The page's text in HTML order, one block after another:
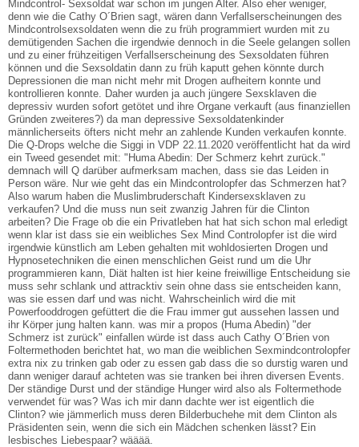
Mindcontrol- Sexsoldat war schon im jungen Alter. Also eher weniger,
denn wie die Cathy O´Brien sagt, wären dann Verfallserscheinungen des
Mindcontrolsexsoldaten wenn die zu früh programmiert wurden mit zu
demütigenden Sachen die irgendwie dennoch in die Seele gelangen sollen
und zu einer frühzeitigen Verfallserscheinung des Sexsoldaten führen
können und die Sexsoldatin dann zu früh kaputt gehen könnte durch
Depressionen die man nicht mehr mit Drogen aufheitern konnte und
kontrollieren konnte. Daher wurden ja auch jüngere Sexsklaven die
depressiv wurden sofort getötet und ihre Organe verkauft (aus finanziellen
Gründen zweiteres?) da man depressive Sexsoldatenkinder
männlicherseits öfters nicht mehr an zahlende Kunden verkaufen konnte.
Die Q-Drops welche die Siggi in VDP 22.11.2020 veröffentlicht hat da wird
ein Tweed gesendet mit: "Huma Abedin: Der Schmerz kehrt zurück."
demnach will Q darüber aufmerksam machen, dass sie das Leiden in
Person wäre. Nur wie geht das ein Mindcontrolopfer das Schmerzen hat?
Also warum haben die Muslimbruderschaft Kindersexsklaven zu
verkaufen? Und die muss nun seit zwanzig Jahren für die Clinton
arbeiten? Die Frage ob die ein Privatleben hat hat sich schon mal erledigt
wenn klar ist dass sie ein weibliches Sex Mind Controlopfer ist die wird
irgendwie künstlich am Leben gehalten mit wohldosierten Drogen und
Hypnosetechniken die einen menschlichen Geist rund um die Uhr
programmieren kann, Diät halten ist hier keine freiwillige Entscheidung sie
muss sehr schlank und attracktiv sein ohne dass sie entscheiden kann,
was sie essen darf und was nicht. Wahrscheinlich wird die mit
Powerfooddrogen gefüttert die die Frau immer gut aussehen lassen und
ihr Körper jung halten kann. was mir a propos (Huma Abedin) "der
Schmerz ist zurück" einfallen würde ist dass auch Cathy O´Brien von
Foltermethoden berichtet hat, wo man die weiblichen Sexmindcontrolopfer
extra nix zu trinken gab oder zu essen gab dass die so durstig waren und
dann weniger darauf achteten was sie tranken bei ihren diversen Events.
Der ständige Durst und der ständige Hunger wird also als Foltermethode
verwendet für was? Was ich mir dann dachte wer ist eigentlich die
Clinton? wie jämmerlich muss deren Bilderbuchehe mit dem Clinton als
Präsidenten sein, wenn die sich ein Mädchen schenken lässt? Ein
lesbisches Liebespaar? wääää.